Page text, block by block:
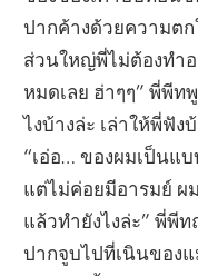
ปากค้างด้วยความตก
ส่วนใหญ่พี่ไม่ต้องทำอ
หมดเลย ฮ่าๆๆ” พี่พีท
ไงบ้างล่ะ เล่าให้พี่ฟั
“เอ่อ… ของผมเป็นแ
แต่ไม่ค่อยมีอารมย์ ผ
แล้วทำยังไงล่ะ” พี่พี
ปากจูบไปที่เนินของแ